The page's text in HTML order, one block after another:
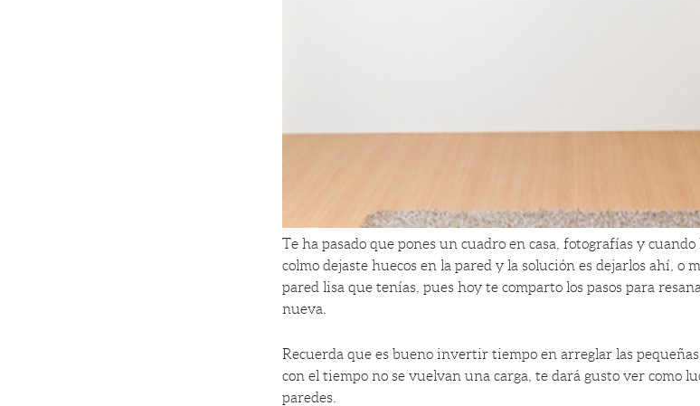
Te ha pasado que pones un cuadro en casa, fotografías y
colmo dejaste huecos en la pared y la solución es dejarlos ahí, o
pared lisa que tenías, pues hoy te comparto los pasos para
nueva.
Recuerda que es bueno invertir tiempo en arreglar las
con el tiempo no se vuelvan una carga, te dará gusto ver como
paredes.